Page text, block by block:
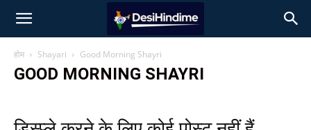
होम Shayari Good Morning Shayri
GOOD MORNING SHAYRI